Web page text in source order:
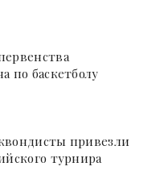
по баскетболу
привезли
турнира